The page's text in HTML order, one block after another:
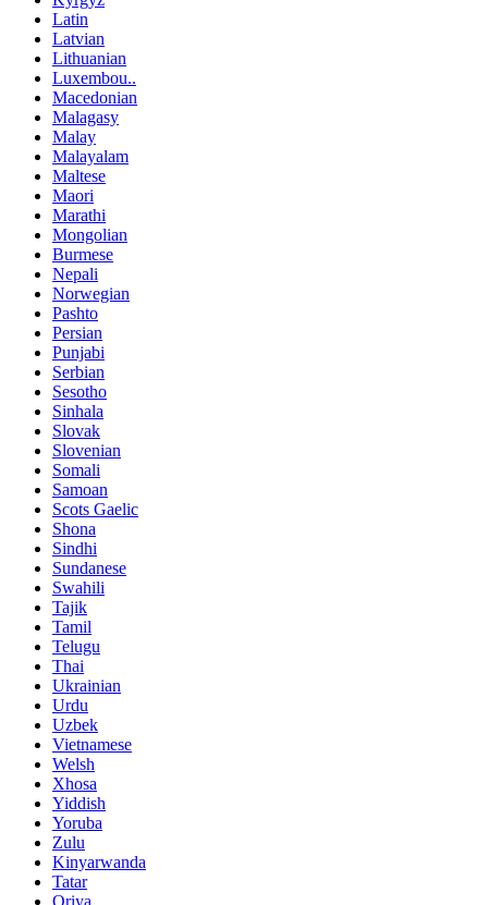
Latin
Latvian
Lithuanian
Luxembou..
Macedonian
Malagasy
Malay
Malayalam
Maltese
Maori
Marathi
Mongolian
Burmese
Nepali
Norwegian
Pashto
Persian
Punjabi
Serbian
Sesotho
Sinhala
Slovak
Slovenian
Somali
Samoan
Scots Gaelic
Shona
Sindhi
Sundanese
Swahili
Tajik
Tamil
Telugu
Thai
Ukrainian
Urdu
Uzbek
Vietnamese
Welsh
Xhosa
Yiddish
Yoruba
Zulu
Kinyarwanda
Tatar